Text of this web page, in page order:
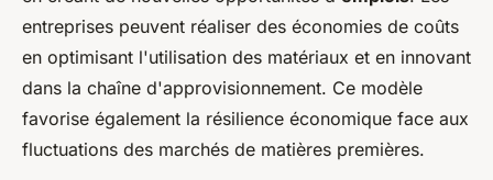
entreprises peuvent réaliser des économies de coûts
en optimisant l'utilisation des matériaux et en innovant
dans la chaîne d'approvisionnement. Ce modèle
favorise également la résilience économique face aux
fluctuations des marchés de matières premières.